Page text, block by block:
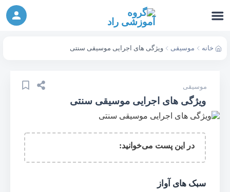
شرکت در ورکشاپ آنلاین
خانه موسیقی ویژگی های اجرایی موسیقی سنتی
موسیقی
ویژگی های اجرایی موسیقی سنتی
در این پست می‌خوانید:
سبک های آواز